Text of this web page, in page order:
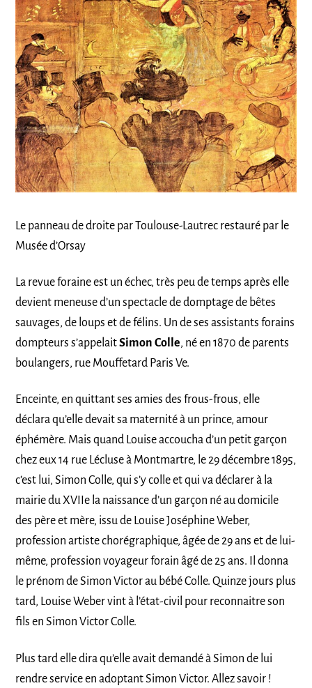
Le panneau de droite par Toulouse-Lautrec restauré par le
Musée d’Orsay
La revue foraine est un échec, très peu de temps après elle
devient meneuse d’un spectacle de domptage de bêtes
sauvages, de loups et de félins. Un de ses assistants forains
dompteurs s’appelaitSimon Colle, né en 1870 de parents
boulangers, rue Mouffetard Paris Ve.
Enceinte, en quittant ses amies des frous-frous, elle
déclara qu’elle devait sa maternité à un prince, amour
éphémère. Mais quand Louise accoucha d’un petit garçon
chez eux 14 rue Lécluse à Montmartre, le 29 décembre 1895,
c’est lui, Simon Colle, qui s’y colle et qui va déclarer à la
mairie du XVIIe la naissance d’un garçon né au domicile
des père et mère, issu de Louise Joséphine Weber,
profession artiste chorégraphique, âgée de 29 ans et de lui-
même, profession voyageur forain âgé de 25 ans. Il donna
le prénom de Simon Victor au bébé Colle. Quinze jours plus
tard, Louise Weber vint à l’état-civil pour reconnaitre son
fils en Simon Victor Colle.
Plus tard elle dira qu’elle avait demandé à Simon de lui
rendre service en adoptant Simon Victor. Allez savoir !